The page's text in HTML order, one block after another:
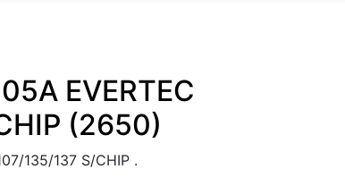
EVERTEC
(2650)
135/137 S/CHIP .